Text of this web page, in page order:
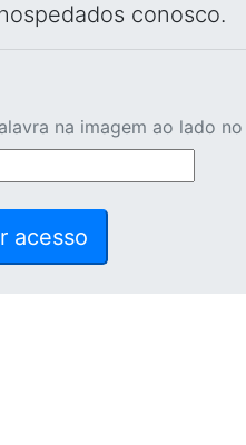
conosco.
na imagem ao lado